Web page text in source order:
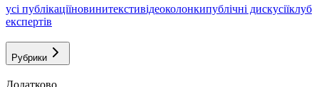
усі публікаціїновинитекстивідеоколонкипублічні дискусіїклуб
експертів
Рубрики
Додатково